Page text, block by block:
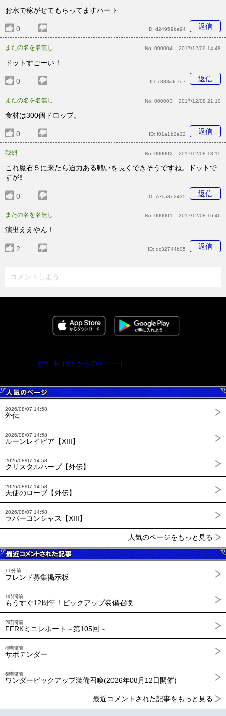
お水で稼がせてもらってますハート
0 返信
ID: d24959be94
またの名を名無し No: 000004 2017/12/09 14:48
ドットすごーい！
0 返信
ID: c883dfc7e7
またの名を名無し No: 000003 2017/12/08 21:10
食材は300個ドロップ。
0 返信
ID: f01a1b2e22
我烈 No: 000002 2017/12/08 18:15
これ魔石５に来たら迫力ある戦いを長くできそうですね。ドットで
すが‼️
0 返信
ID: 7e1a8e2435
またの名を名無し No: 000001 2017/12/08 16:46
演出ええやん！
2 返信
ID: dc32744b05
コメントしよう...
@ff_rk_info からのツイート
2026/08/07 14:58
外伝
2026/08/07 14:58
ルーンレイピア【XIII】
2026/08/07 14:58
クリスタルハープ【外伝】
2026/08/07 14:58
天使のローブ【外伝】
2026/08/07 14:58
ラバーコンシャス【XIII】
人気のページをもっと見る
11分前
フレンド募集掲示板
1時間前
もうすぐ12周年！ピックアップ装備召喚
2時間前
FFRKミニレポート～第105回～
4時間前
サボテンダー
6時間前
ワンダーピックアップ装備召喚(2026年08月12日開催)
最近コメントされた記事をもっと見る